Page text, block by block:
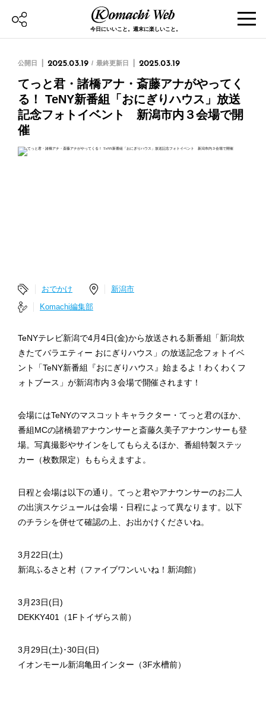
今日にいいこと。週末に楽しいこと。
公開日 2025.03.19 最終更新日 2025.03.19
てっと君・諸橋アナ・斎藤アナがやってく
る！ TeNY新番組「おにぎりハウス」放送
記念フォトイベント 新潟市内３会場で開
催
おでかけ
新潟市
Komachi編集部
TeNYテレビ新潟で4月4日(金)から放送される新番組「新潟炊
きたてバラエティー おにぎりハウス」の放送記念フォトイベ
ント「TeNY新番組『おにぎりハウス』始まるよ！わくわくフ
ォトブース」が新潟市内３会場で開催されます！
会場にはTeNYのマスコットキャラクター・てっと君のほか、
番組MCの諸橋碧アナウンサーと斎藤久美子アナウンサーも登
場。写真撮影やサインをしてもらえるほか、番組特製ステッ
カー（枚数限定）ももらえますよ。
日程と会場は以下の通り。てっと君やアナウンサーのお二人
の出演スケジュールは会場・日程によって異なります。以下
のチラシを併せて確認の上、お出かけくださいね。
3月22日(土)
新潟ふるさと村（ファイブワンいいね！新潟館）
3月23日(日)
DEKKY401（1Fトイザらス前）
3月29日(土)･30日(日)
イオンモール新潟亀田インター（3F水槽前）